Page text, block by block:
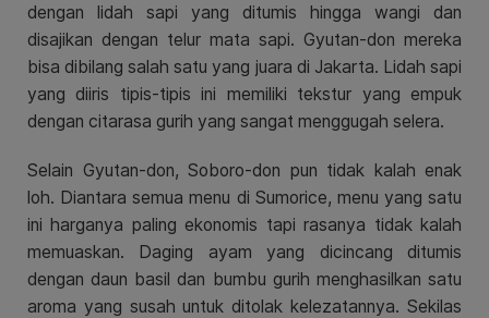
dengan lidah sapi yang ditumis hingga wangi dan
disajikan dengan telur mata sapi. Gyutan-don mereka
bisa dibilang salah satu yang juara di Jakarta. Lidah sapi
yang diiris tipis-tipis ini memiliki tekstur yang empuk
dengan citarasa gurih yang sangat menggugah selera.
Selain Gyutan-don, Soboro-don pun tidak kalah enak
loh. Diantara semua menu di Sumorice, menu yang satu
ini harganya paling ekonomis tapi rasanya tidak kalah
memuaskan. Daging ayam yang dicincang ditumis
dengan daun basil dan bumbu gurih menghasilkan satu
aroma yang susah untuk ditolak kelezatannya. Sekilas